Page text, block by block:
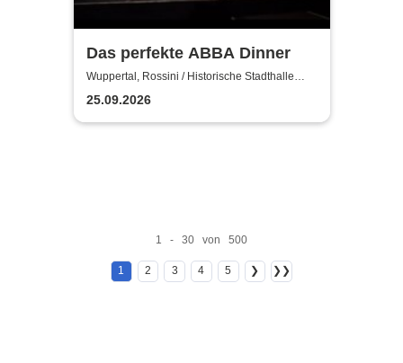
Das perfekte ABBA Dinner
Wuppertal, Rossini / Historische Stadthalle
Wuppertal
25.09.2026
1 - 30 von 500
1 2 3 4 5 ❯ ❯❯